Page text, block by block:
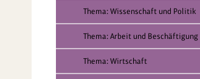
Thema: Wissenschaft und Politik
Thema: Arbeit und Beschäftigung
Thema: Wirtschaft